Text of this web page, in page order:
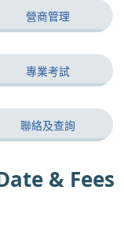
營商管理
專業考試
聯絡及查詢
& Fees